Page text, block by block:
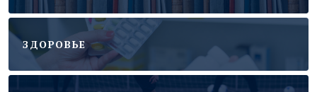
ЗДОРОВЬЕ